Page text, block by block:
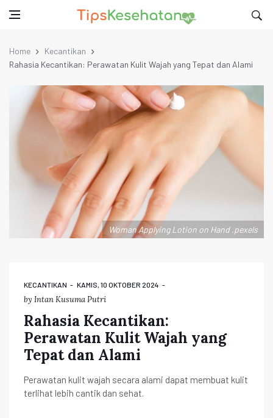
Home
Kecantikan
Rahasia Kecantikan: Perawatan Kulit Wajah yang Tepat dan Alami
Woman Applying Lotion on Hand .pexels
KECANTIKAN KAMIS, 10 OKTOBER 2024
by Intan Kusuma Putri
Rahasia Kecantikan:
Perawatan Kulit Wajah yang
Tepat dan Alami
Perawatan kulit wajah secara alami dapat membuat kulit
terlihat lebih cantik dan sehat.